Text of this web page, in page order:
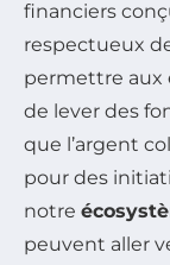
financiers
respectueux
permettre aux
de lever des
que l’argent
pour des
notre
peuvent aller